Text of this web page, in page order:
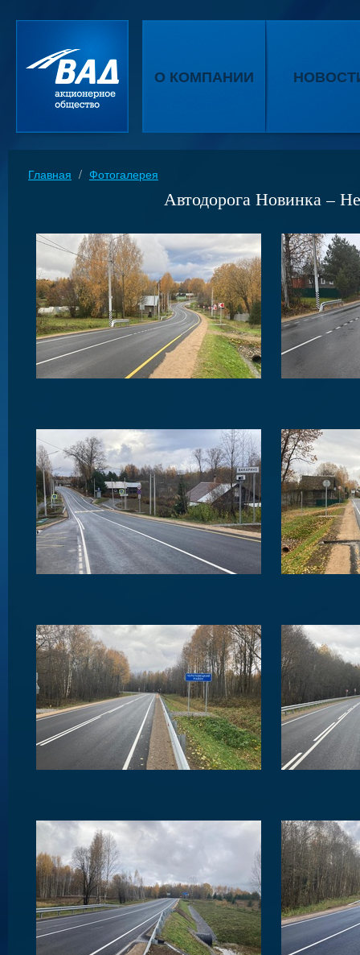
О КОМПАНИИ
Главная / Фотогалерея
Автодорога Новинка –